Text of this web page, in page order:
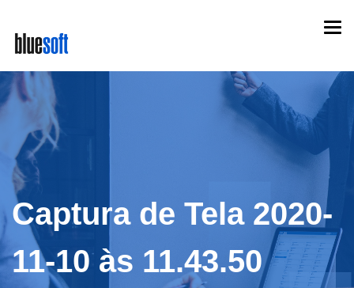
main
content
Captura de Tela 2020-
11-10 às 11.43.50